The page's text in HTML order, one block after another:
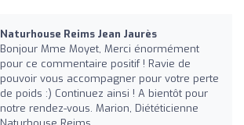
Naturhouse Reims Jean Jaurès
Bonjour Mme Moyet, Merci énormément
pour ce commentaire positif ! Ravie de
pouvoir vous accompagner pour votre perte
de poids :) Continuez ainsi ! A bientôt pour
notre rendez-vous. Marion, Diététicienne